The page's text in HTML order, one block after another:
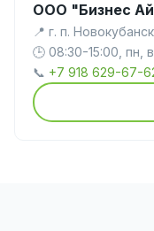
ООО "Бизнес
📍 г. п.
🕒 08:30-15:00, пн,
📞 +7 918 629-67-